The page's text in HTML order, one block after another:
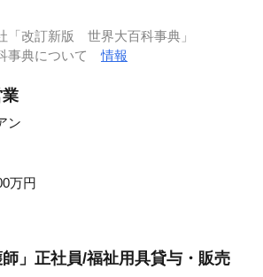
「改訂新版 世界大百科事典」
事典について情報
ン
万円
師」正社員/福祉用具貸与・販売